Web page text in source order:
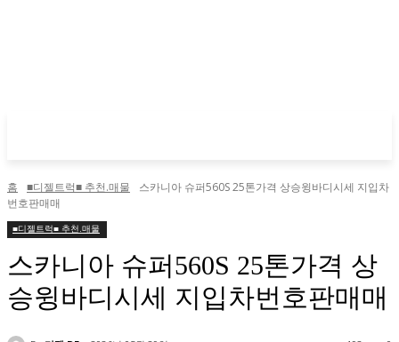
홈 ■디젤트럭■ 추천.매물
스카니아 슈퍼560S 25톤가격 상승윙바디시세 지입차
번호판매매
■디젤트럭■ 추천.매물
스카니아 슈퍼560S 25톤가격 상
승윙바디시세 지입차번호판매매